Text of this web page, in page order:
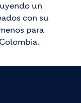
un
con su
para